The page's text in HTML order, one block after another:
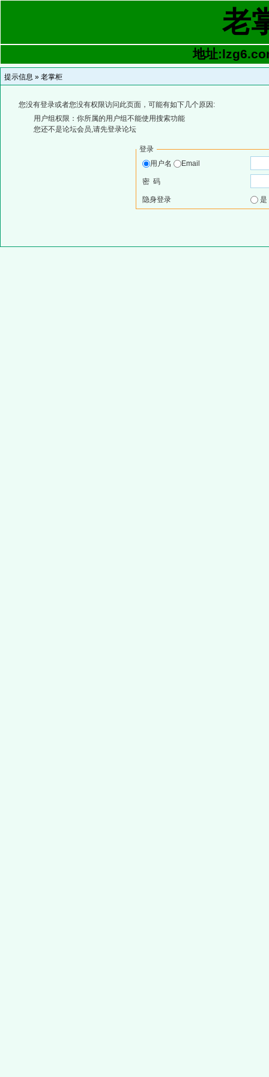
老
地址
提示信息 » 老掌柜
您没有登录或者您没有权限访问此页面，可能有如下几个原因:
用户组权限：你所属的用户组不能使用搜索功能
您还不是论坛会员,请先登录论坛
登录
用户名
Email
密 码
隐身登录